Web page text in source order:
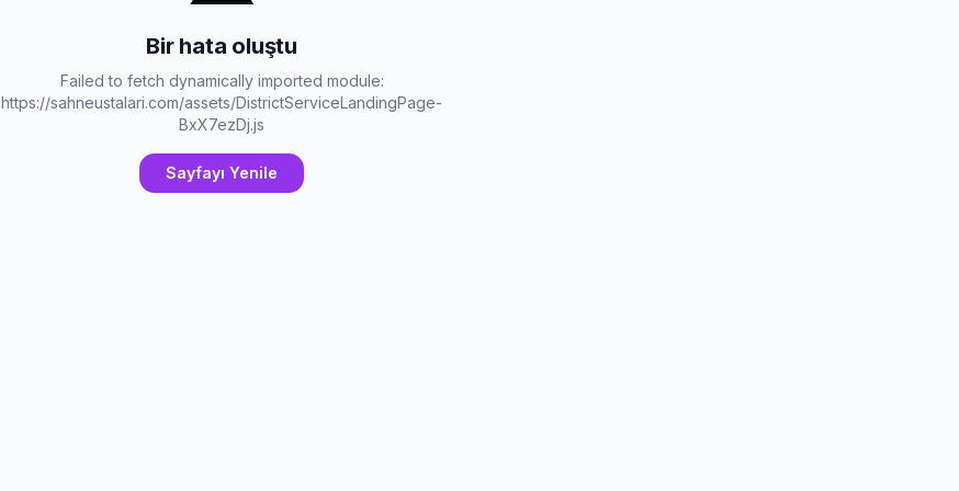
Bir hata oluştu
Failed to fetch dynamically imported module:
https://sahneustalari.com/assets/DistrictServiceLandingPage-
BxX7ezDj.js
Sayfayı Yenile